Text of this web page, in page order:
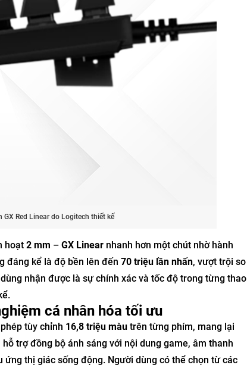
Red Linear do Logitech thiết kế
hoạt 2 mm – GX Linear nhanh hơn một chút nhờ hành
đáng kể là độ bền lên đến 70 triệu lần nhấn, vượt trội so
nhận được là sự chính xác và tốc độ trong từng thao
cá nhân hóa tối ưu
tùy chỉnh 16,8 triệu màu trên từng phím, mang lại
hỗ trợ đồng bộ ánh sáng với nội dung game, âm thanh
ứng thị giác sống động. Người dùng có thể chọn từ các